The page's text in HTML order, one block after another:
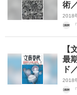
術
2018
【
最
ド
2018